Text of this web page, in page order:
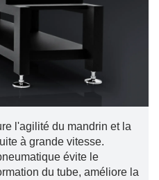
l'agilité du mandrin et la
à grande vitesse.
évite le
du tube, améliore la